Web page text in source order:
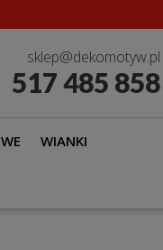
sklep@dekomotyw.pl
517 485 858
WIANKI